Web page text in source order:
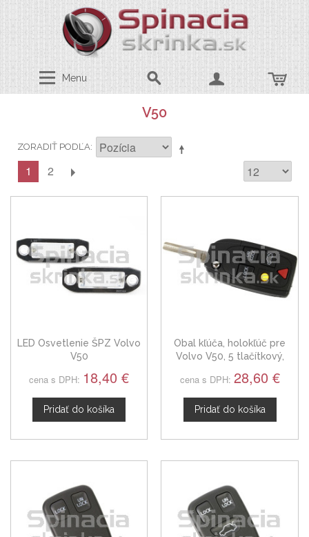
Menu
V50
ZORADIŤ PODĽA
1 2
LED Osvetlenie ŠPZ Volvo
V50
cena s DPH: 18,40 €
Pridať do košíka
Obal kľúča, holokľúč pre
Volvo V50, 5 tlačítkový,
cena s DPH: 28,60 €
Pridať do košíka